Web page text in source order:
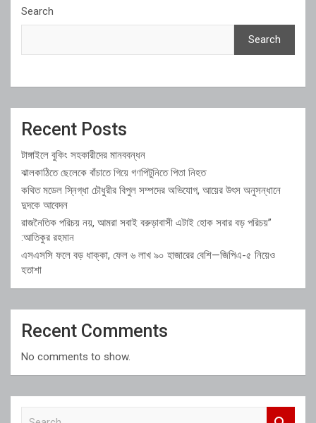
Search
Search
Recent Posts
টাঙ্গাইলে বুকিং সহকারীদের মানববন্ধন
ঝালকাঠিতে ছেলেকে বাঁচাতে গিয়ে গণপিটুনিতে পিতা নিহত
কথিত মডেল স্নিগ্ধা চৌধুরীর বিপুল সম্পদের অভিযোগ, আয়ের উৎস অনুসন্ধানে
দুদকে আবেদন
রাজনৈতিক পরিচয় নয়, আমরা সবাই বরুড়াবাসী এটাই হোক সবার বড় পরিচয়”
:আতিকুর রহমান
এসএসসি ফলে বড় ধাক্কা, ফেল ৬ লাখ ৯০ হাজারের বেশি—জিপিএ-৫ নিয়েও
হতাশা
Recent Comments
No comments to show.